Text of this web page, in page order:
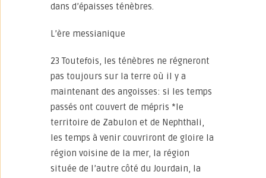
dans d’épaisses ténèbres.
L’ère messianique
23 Toutefois, les ténèbres ne régneront
pas toujours sur la terre où il y a
maintenant des angoisses: si les temps
passés ont couvert de mépris *le
territoire de Zabulon et de Nephthali,
les temps à venir couvriront de gloire la
région voisine de la mer, la région
située de l’autre côté du Jourdain, la